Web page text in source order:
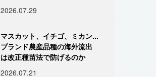
2026.07.29
マスカット、イチゴ、ミカン...
ブランド農産品種の海外流出
は改正種苗法で防げるのか
2026.07.21